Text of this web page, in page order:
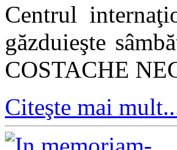
Centrul
găzduieşte
COSTACHE
Citeşte mai